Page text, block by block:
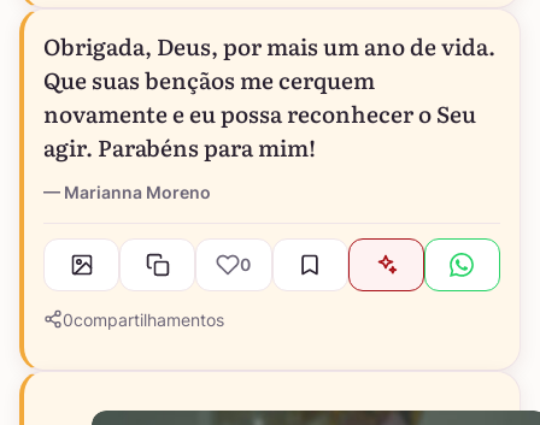
Obrigada, Deus, por mais um ano de vida.
Que suas bençãos me cerquem
novamente e eu possa reconhecer o Seu
agir. Parabéns para mim!
Marianna Moreno
0
0compartilhamentos